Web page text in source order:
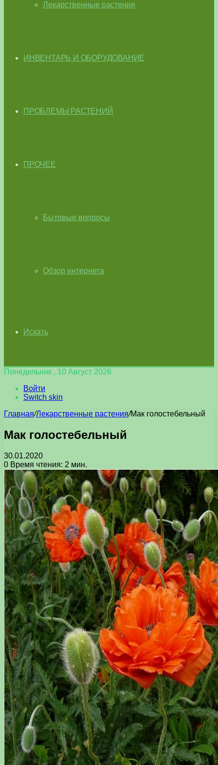
Лекарственные растения
ИНВЕНТАРЬ И ОБОРУДОВАНИЕ
ПРОБЛЕМЫ РАСТЕНИЙ
ПРОЧЕЕ
Бытовые вопросы
Обзор интернета
Искать
Понедельник , 10 Август 2026
Войти
Switch skin
Главная/Лекарственные растения/Мак голостебельный
Мак голостебельный
30.01.2020
0 Время чтения: 2 мин.